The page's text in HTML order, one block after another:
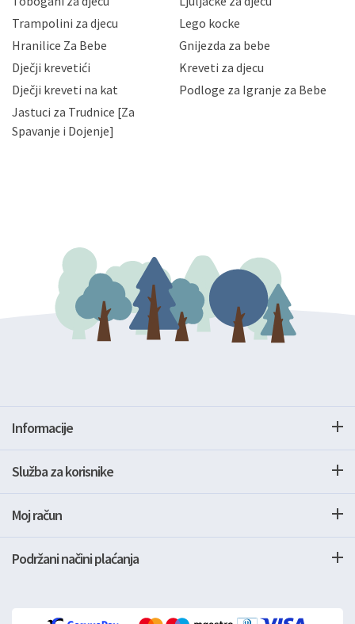
priopćavanje osobnih podataka samo onim svojim
zaposlenicima kojima su isti potrebni radi provedbe
slučajevima koji su dozvoljeni zakonima. Napominjemo
da možete u svako doba, u potpunosti ili djelomice,
zatražiti prestanak aktivnosti obrade Vaših osobnih
podataka. Opoziv privole možete podnijeti poštom na
gore navedenu adresu ili e-mailom na adresu:
Trampolini za djecu
Lego kocke
Hranilice Za Bebe
Gnijezda za bebe
Dječji krevetići
Kreveti za djecu
Dječji kreveti na kat
Podloge za Igranje za Bebe
Jastuci za Trudnice [Za
Spavanje i Dojenje]
Informacije
Služba za korisnike
Moj račun
Podržani načini plaćanja